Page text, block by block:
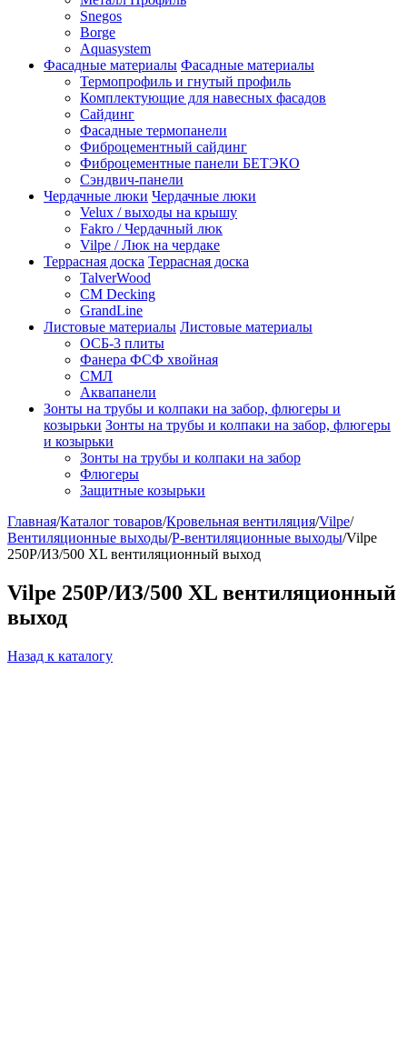
Snegos
Borge
Aquasystem
Фасадные материалы Фасадные материалы
Термопрофиль и гнутый профиль
Комплектующие для навесных фасадов
Сайдинг
Фасадные термопанели
Фиброцементный сайдинг
Фиброцементные панели БЕТЭКО
Сэндвич-панели
Чердачные люки Чердачные люки
Velux / выходы на крышу
Fakro / Чердачный люк
Vilpe / Люк на чердаке
Террасная доска Террасная доска
TalverWood
CM Decking
GrandLine
Листовые материалы Листовые материалы
ОСБ-3 плиты
Фанера ФСФ хвойная
СМЛ
Аквапанели
Зонты на трубы и колпаки на забор, флюгеры и
козырьки Зонты на трубы и колпаки на забор, флюгеры
и козырьки
Зонты на трубы и колпаки на забор
Флюгеры
Защитные козырьки
Главная/Каталог товаров/Кровельная вентиляция/Vilpe/
Вентиляционные выходы/Р-вентиляционные выходы/Vilpe
250P/ИЗ/500 XL вентиляционный выход
Vilpe 250P/ИЗ/500 XL вентиляционный
выход
Назад к каталогу